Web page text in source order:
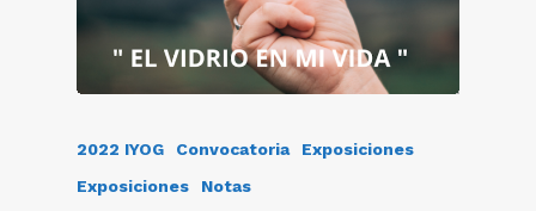
2022 IYOG Convocatoria
Exposiciones
Exposiciones
Notas